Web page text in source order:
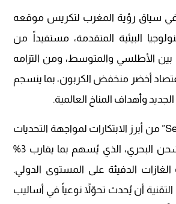
في سياق رؤية المغرب لتكريس موقعه
البيئية المتقدمة، مستفيداً من
بين الأطلسي والمتوسط، ومن التزامه
أخضر منخفض الكربون، بما ينسجم
وأهداف المناخ العالمية.
عالمياً، تُعتبر “Seawing” من أبرز الابتكارات لمواجهة التحديات
البيئية في قطاع الشحن البحري، الذي يُسهم بما يقارب 3%
الغازات الدفيئة على المستوى الدولي.
أن يُحدث تحوّلاً نوعياً في أساليب